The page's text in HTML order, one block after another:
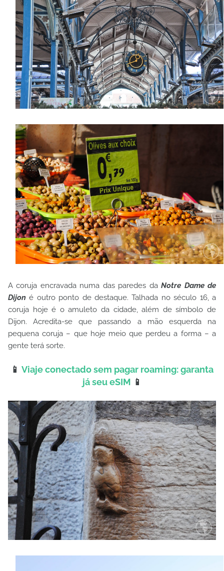
A coruja encravada numa das paredes daNotre Dame de
Dijon é outro ponto de destaque. Talhada no século 16, a
coruja hoje é o amuleto da cidade, além de símbolo de
Dijon. Acredita-se que passando a mão esquerda na
pequena coruja – que hoje meio que perdeu a forma – a
gente terá sorte.
📱 Viaje conectado sem pagar roaming: garanta
já seu eSIM 📱